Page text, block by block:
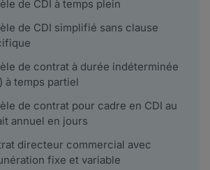
de CDI à temps plein
de CDI simplifié sans clause
de contrat à durée indéterminée
à temps partiel
de contrat pour cadre en CDI au
annuel en jours
directeur commercial avec
fixe et variable